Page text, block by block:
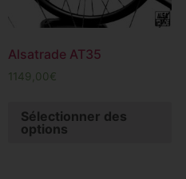
Alsatrade AT35
1149,00 €
Sélectionner des
options